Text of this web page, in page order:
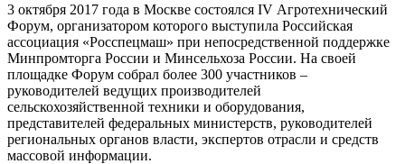
3 октября 2017 года в Москве состоялся IV Агротехнический
Форум, организатором которого выступила Российская
ассоциация «Росспецмаш» при непосредственной поддержке
Минпромторга России и Минсельхоза России. На своей
площадке Форум собрал более 300 участников –
руководителей ведущих производителей
сельскохозяйственной техники и оборудования,
представителей федеральных министерств, руководителей
региональных органов власти, экспертов отрасли и средств
массовой информации.